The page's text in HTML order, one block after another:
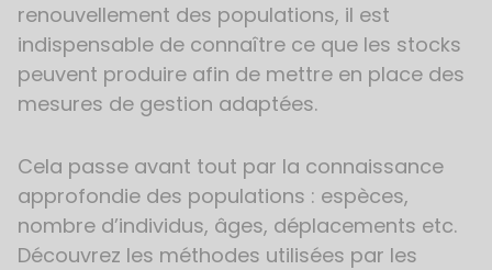
renouvellement des populations, il est
indispensable de connaître ce que les stocks
peuvent produire afin de mettre en place des
mesures de gestion adaptées.
Cela passe avant tout par la connaissance
approfondie des populations : espèces,
nombre d’individus, âges, déplacements etc.
Découvrez les méthodes utilisées par les